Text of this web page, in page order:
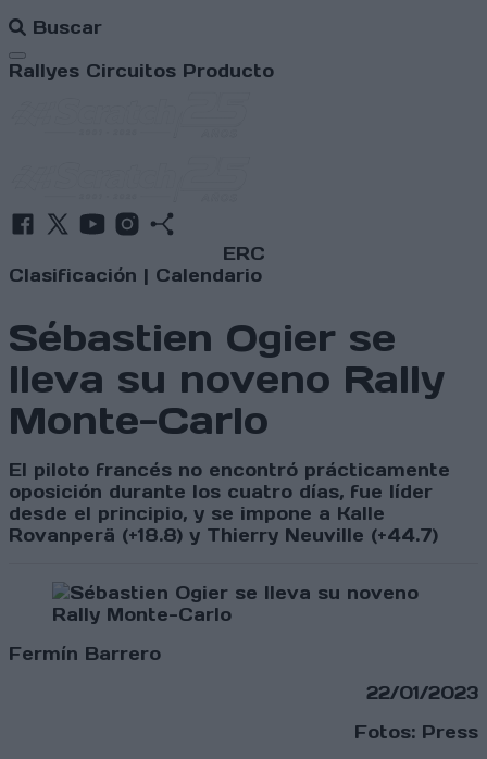
Buscar
Abrir menú
Rallyes Circuitos Producto
ERC
Clasificación | Calendario
Sébastien Ogier se
lleva su noveno Rally
Monte-Carlo
El piloto francés no encontró prácticamente
oposición durante los cuatro días, fue líder
desde el principio, y se impone a Kalle
Rovanperä (+18.8) y Thierry Neuville (+44.7)
Fermín Barrero
22/01/2023
Fotos: Press